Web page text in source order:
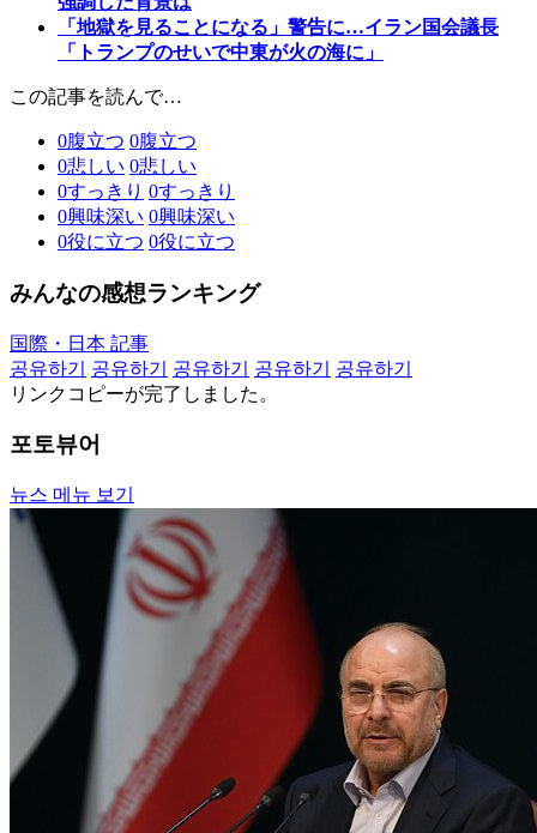
「地獄を見ることになる」警告に…イラン国会議長
「トランプのせいで中東が火の海に」
この記事を読んで…
0腹立つ 0腹立つ
0悲しい 0悲しい
0すっきり 0すっきり
0興味深い 0興味深い
0役に立つ 0役に立つ
みんなの感想ランキング
国際・日本 記事
공유하기
공유하기 공유하기 공유하기
공유하기
リンクコピーが完了しました。
포토뷰어
뉴스 메뉴 보기